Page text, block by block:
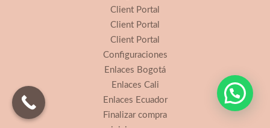
Client Portal
Client Portal
Client Portal
Configuraciones
Enlaces Bogotá
Enlaces Cali
Enlaces Ecuador
Finalizar compra